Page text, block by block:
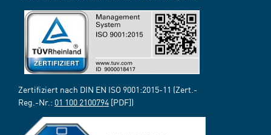
Zertifiziert nach DIN EN ISO 9001:2015-11 (Zert.-
Reg.-Nr.: 01 100 2100794 [PDF])